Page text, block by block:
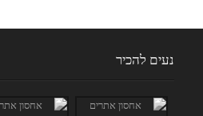
נעים להכיר